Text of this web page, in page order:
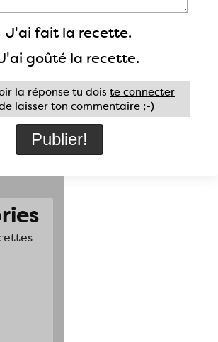
J'ai fait la recette.
goûté la recette.
la réponse tu dois te connecter
laisser ton commentaire ;-)